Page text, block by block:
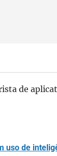
de
uso de